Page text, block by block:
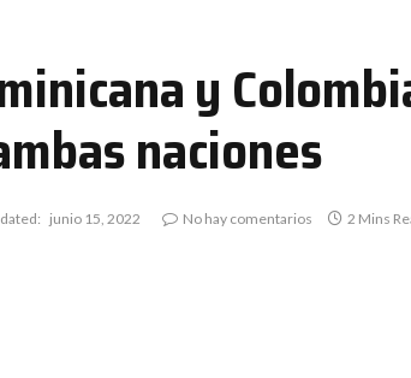
y
naciones
junio 15, 2022 No hay comentarios 2 Mins